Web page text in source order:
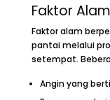
Faktor Alam
Faktor alam
pantai melalui
setempat.
Angin yang